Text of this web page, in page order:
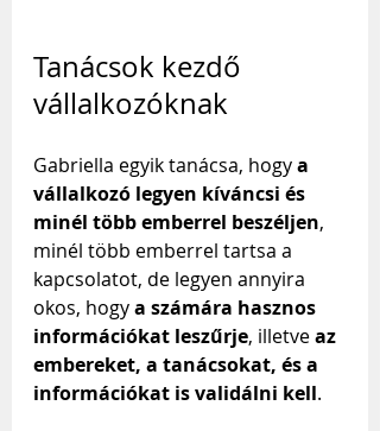
Tanácsok kezdő
vállalkozóknak
Gabriella egyik tanácsa, hogy a
vállalkozó legyen kíváncsi és
minél több emberrel beszéljen,
minél több emberrel tartsa a
kapcsolatot, de legyen annyira
okos, hogy a számára hasznos
információkat leszűrje, illetve az
embereket, a tanácsokat, és a
információkat is validálni kell.